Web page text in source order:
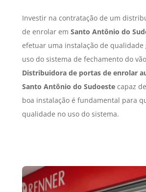
Investir na contratação de um
de enrolar em Santo Antônio do
efetuar uma instalação de qualidade
uso do sistema de fechamento do
Distribuidora de portas de enrolar
Santo Antônio do Sudoestecapaz
boa instalação é fundamental para
qualidade no uso do sistema.